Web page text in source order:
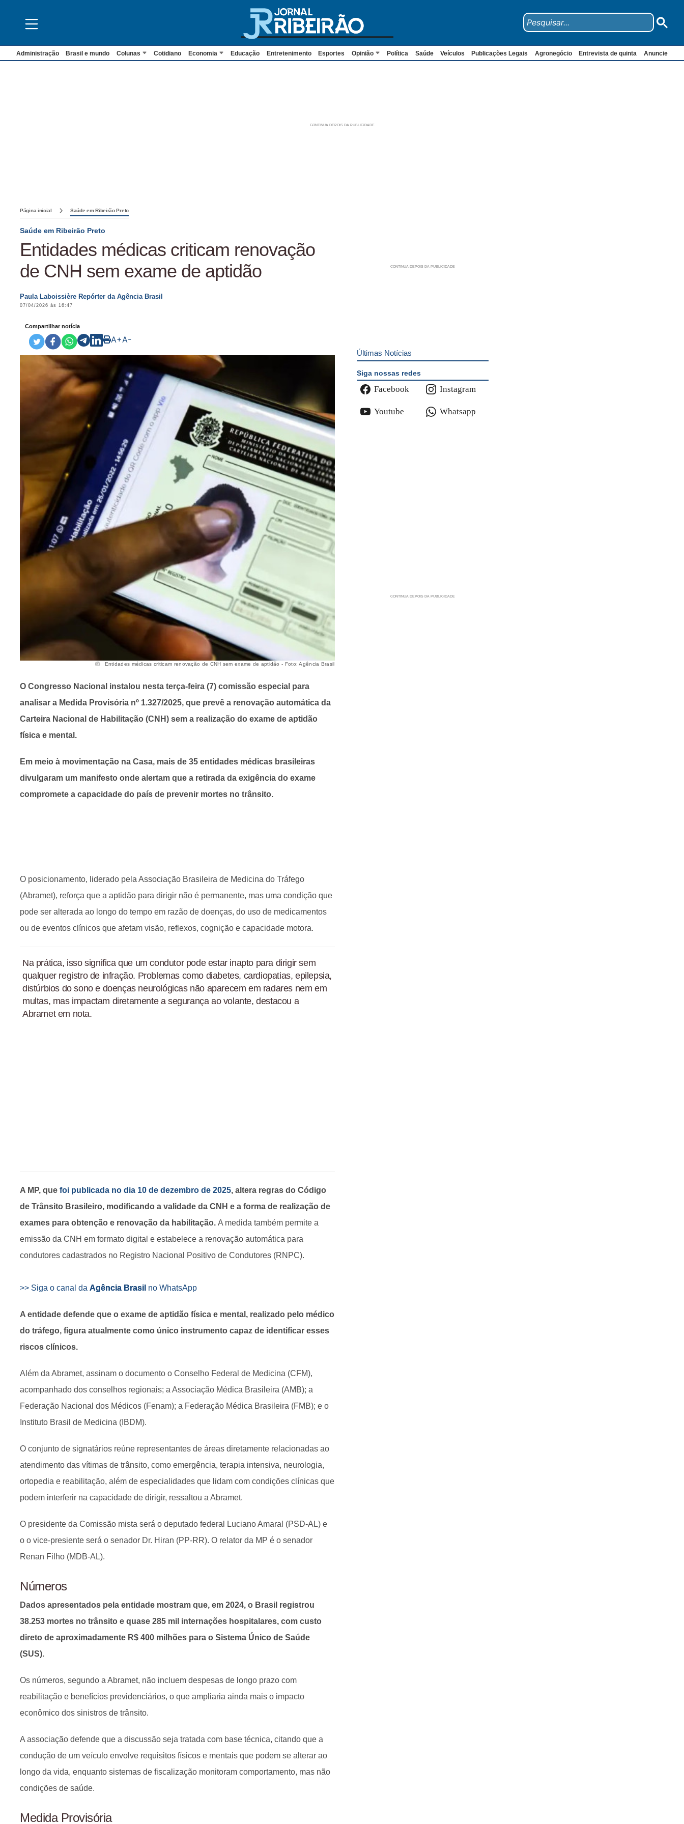
Administração Brasil e mundo Colunas Cotidiano Economia Educação Entretenimento Esportes Opinião Política Saúde Veículos Publicações Legais Agronegócio Entrevista de quinta Anuncie
Página inicial Saúde em Ribeirão Preto
Saúde em Ribeirão Preto
Entidades médicas criticam renovação
de CNH sem exame de aptidão
Paula Laboissière Repórter da Agência Brasil
07/04/2026 às 16:47
Compartilhar notícia
A+A-
Entidades médicas criticam renovação de CNH sem exame de aptidão - Foto: Agência Brasil
O Congresso Nacional instalou nesta terça-feira (7) comissão especial para
analisar a Medida Provisória nº 1.327/2025, que prevê a renovação automática da
Carteira Nacional de Habilitação (CNH) sem a realização do exame de aptidão
física e mental.
Em meio à movimentação na Casa, mais de 35 entidades médicas brasileiras
divulgaram um manifesto onde alertam que a retirada da exigência do exame
compromete a capacidade do país de prevenir mortes no trânsito.
O posicionamento, liderado pela Associação Brasileira de Medicina do Tráfego
(Abramet), reforça que a aptidão para dirigir não é permanente, mas uma condição que
pode ser alterada ao longo do tempo em razão de doenças, do uso de medicamentos
ou de eventos clínicos que afetam visão, reflexos, cognição e capacidade motora.
Na prática, isso significa que um condutor pode estar inapto para dirigir sem
qualquer registro de infração. Problemas como diabetes, cardiopatias, epilepsia,
distúrbios do sono e doenças neurológicas não aparecem em radares nem em
multas, mas impactam diretamente a segurança ao volante, destacou a
Abramet em nota.
A MP, que foi publicada no dia 10 de dezembro de 2025, altera regras do Código
de Trânsito Brasileiro, modificando a validade da CNH e a forma de realização de
exames para obtenção e renovação da habilitação. A medida também permite a
emissão da CNH em formato digital e estabelece a renovação automática para
condutores cadastrados no Registro Nacional Positivo de Condutores (RNPC).
>> Siga o canal da Agência Brasil no WhatsApp
A entidade defende que o exame de aptidão física e mental, realizado pelo médico
do tráfego, figura atualmente como único instrumento capaz de identificar esses
riscos clínicos.
Além da Abramet, assinam o documento o Conselho Federal de Medicina (CFM),
acompanhado dos conselhos regionais; a Associação Médica Brasileira (AMB); a
Federação Nacional dos Médicos (Fenam); a Federação Médica Brasileira (FMB); e o
Instituto Brasil de Medicina (IBDM).
O conjunto de signatários reúne representantes de áreas diretamente relacionadas ao
atendimento das vítimas de trânsito, como emergência, terapia intensiva, neurologia,
ortopedia e reabilitação, além de especialidades que lidam com condições clínicas que
podem interferir na capacidade de dirigir, ressaltou a Abramet.
O presidente da Comissão mista será o deputado federal Luciano Amaral (PSD-AL) e
o o vice-presiente será o senador Dr. Hiran (PP-RR). O relator da MP é o senador
Renan Filho (MDB-AL).
Números
Dados apresentados pela entidade mostram que, em 2024, o Brasil registrou
38.253 mortes no trânsito e quase 285 mil internações hospitalares, com custo
direto de aproximadamente R$ 400 milhões para o Sistema Único de Saúde
(SUS).
Os números, segundo a Abramet, não incluem despesas de longo prazo com
reabilitação e benefícios previdenciários, o que ampliaria ainda mais o impacto
econômico dos sinistros de trânsito.
A associação defende que a discussão seja tratada com base técnica, citando que a
condução de um veículo envolve requisitos físicos e mentais que podem se alterar ao
longo da vida, enquanto sistemas de fiscalização monitoram comportamento, mas não
condições de saúde.
Medida Provisória
Últimas Notícias
Siga nossas redes
Facebook Instagram
Youtube Whatsapp